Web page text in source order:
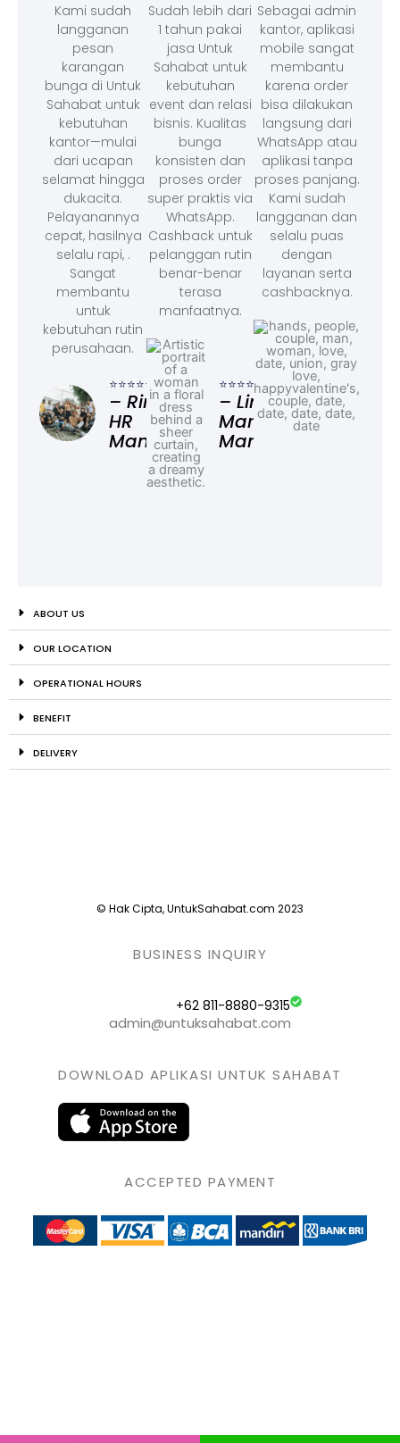
Kami sudah
langganan
pesan
karangan
bunga di Untuk
Sahabat untuk
kebutuhan
kantor—mulai
dari ucapan
selamat hingga
dukacita.
Pelayanannya
cepat, hasilnya
selalu rapi, .
Sangat
membantu
untuk
kebutuhan rutin
perusahaan.
⭐⭐⭐⭐⭐
– Rina,
HR
Manager
Sudah lebih dari
1 tahun pakai
jasa Untuk
Sahabat untuk
kebutuhan
event dan relasi
bisnis. Kualitas
bunga
konsisten dan
proses order
super praktis via
WhatsApp.
Cashback untuk
pelanggan rutin
benar-benar
terasa
manfaatnya.
⭐⭐⭐⭐⭐
– Linda,
Marketing
Manager
Sebagai admin
kantor, aplikasi
mobile sangat
membantu
karena order
bisa dilakukan
langsung dari
WhatsApp atau
aplikasi tanpa
proses panjang.
Kami sudah
langganan dan
selalu puas
dengan
layanan serta
cashbacknya.
ABOUT US
OUR LOCATION
OPERATIONAL HOURS
BENEFIT
DELIVERY
© Hak Cipta, UntukSahabat.com 2023
BUSINESS INQUIRY
+62 811-8880-9315
admin@untuksahabat.com
DOWNLOAD APLIKASI UNTUK SAHABAT
ACCEPTED PAYMENT